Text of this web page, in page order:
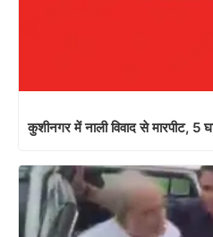
कुशीनगर में नाली विवाद से मारपीट, 5